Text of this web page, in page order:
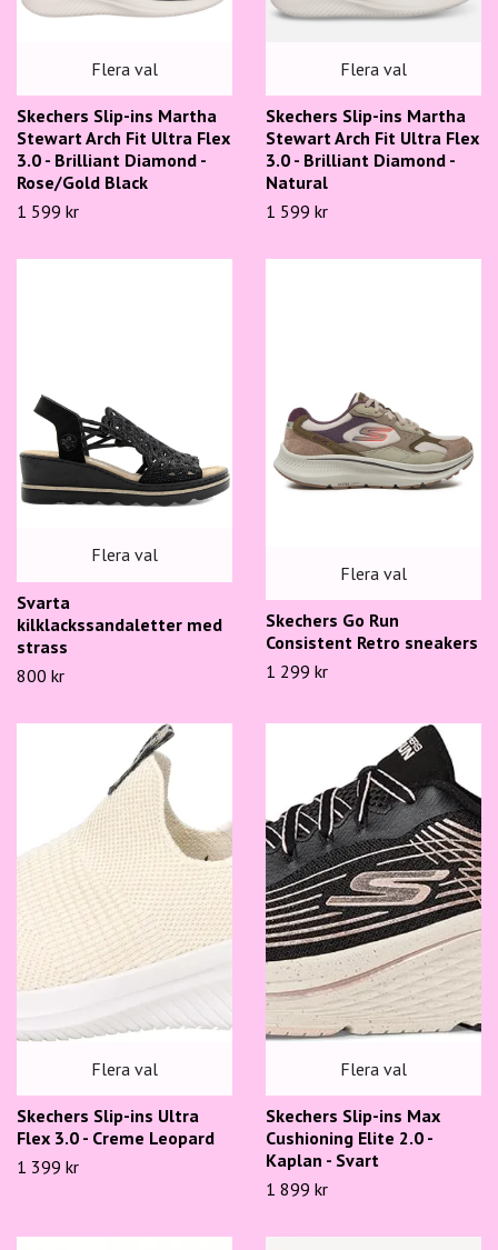
Flera val
Skechers Slip-ins Martha
Stewart Arch Fit Ultra Flex
3.0 - Brilliant Diamond -
Rose/Gold Black
1 599 kr
Flera val
Skechers Slip-ins Martha
Stewart Arch Fit Ultra Flex
3.0 - Brilliant Diamond -
Natural
1 599 kr
Flera val
Svarta
kilklackssandaletter med
strass
800 kr
Flera val
Skechers Go Run
Consistent Retro sneakers
1 299 kr
Flera val
Skechers Slip-ins Ultra
Flex 3.0 - Creme Leopard
1 399 kr
Flera val
Skechers Slip-ins Max
Cushioning Elite 2.0 -
Kaplan - Svart
1 899 kr